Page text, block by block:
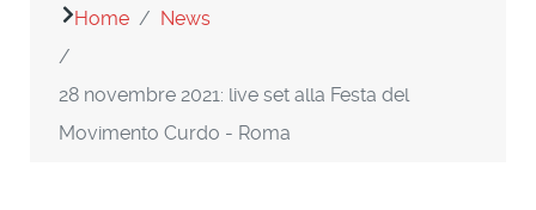
Home News
28 novembre 2021: live set alla Festa del
Movimento Curdo - Roma